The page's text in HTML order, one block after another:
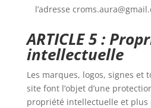
l’adresse
ARTICLE 5 :
intellectuelle
Les marques, logos, signes et
site font l’objet d’une
propriété intellectuelle et